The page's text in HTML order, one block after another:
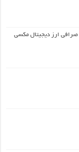
صرافی ارز دیجیتال مکسی